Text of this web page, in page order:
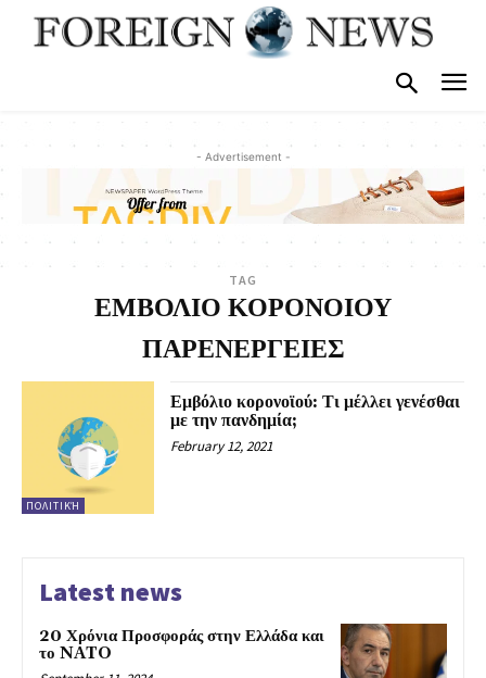
- Advertisement -
TAG
ΕΜΒΟΛΙΟ ΚΟΡΟΝΟΙΟΥ
ΠΑΡΕΝΕΡΓΕΙΕΣ
ΠΟΛΙΤΙΚΉ
Εμβόλιο κορονοϊού: Τι μέλλει γενέσθαι
με την πανδημία;
February 12, 2021
Latest news
20 Χρόνια Προσφοράς στην Ελλάδα και
το NATO